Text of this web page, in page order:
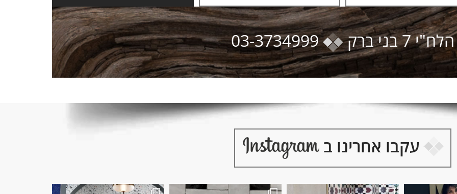
הלח"י 7 בני ברק 03-3734999
עקבו אחרינו ב
זליז׳ במקלחת. Marrakesh Vibes
כשפסיפס רויאל וקוראל נפגשים יש שילובי צבעים של